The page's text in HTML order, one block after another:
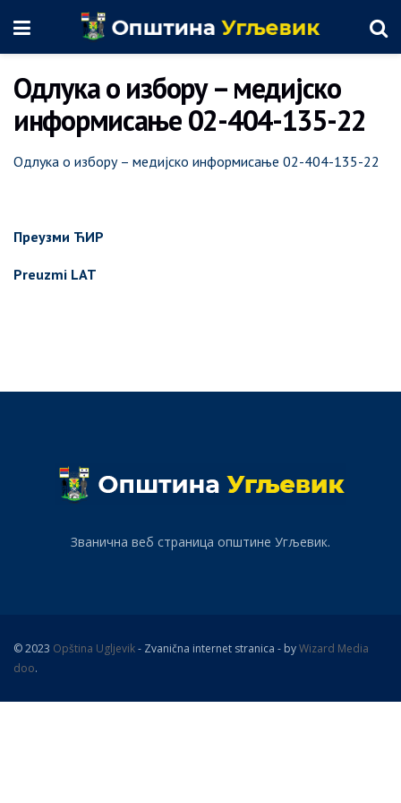
Одлука о избору – медијско
информисање 02-404-135-22
Одлука о избору – медијско информисање 02-404-135-22
Преузми ЋИР
Preuzmi LAT
Званична веб страница општине Угљевик.
© 2023 Opština Ugljevik- Zvanična internet stranica - byWizard Media
doo.